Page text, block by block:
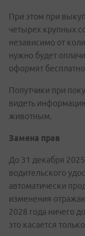
При этом при
четырех крупных
независимо от
нужно будет
оформят
Попутчики при
видеть
животным.
Замена прав
До 31 декабря
водительского
автоматически
изменения
2028 года ничего
это касается